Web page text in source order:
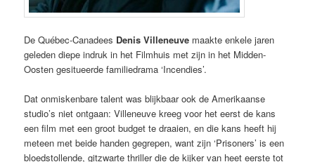
De Québec-Canadees Denis Villeneuve maakte enkele jaren
geleden diepe indruk in het Filmhuis met zijn in het Midden-
Oosten gesitueerde familiedrama ‘Incendies’.
Dat onmiskenbare talent was blijkbaar ook de Amerikaanse
studio’s niet ontgaan: Villeneuve kreeg voor het eerst de kans
een film met een groot budget te draaien, en die kans heeft hij
meteen met beide handen gegrepen, want zijn ‘Prisoners’ is een
bloedstollende, gitzwarte thriller die de kijker van heet eerste tot